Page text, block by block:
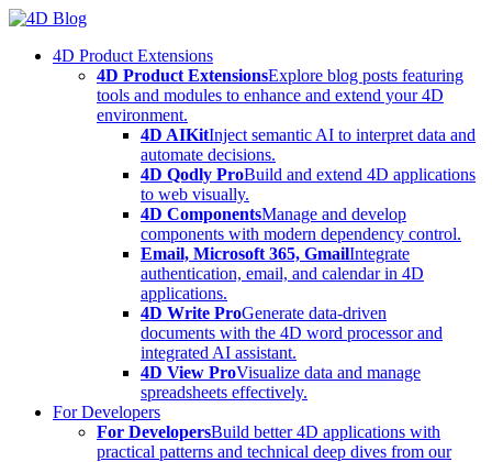
Skip
content4D Product Extensions
4D Product ExtensionsExplore blog posts featuring
tools and modules to enhance and extend your 4D
environment.
4D AIKitInject semantic AI to interpret data and
automate decisions.
4D Qodly ProBuild and extend 4D applications
to web visually.
4D ComponentsManage and develop
components with modern dependency control.
Email, Microsoft 365, GmailIntegrate
authentication, email, and calendar in 4D
applications.
4D Write ProGenerate data-driven
documents with the 4D word processor and
integrated AI assistant.
4D View ProVisualize data and manage
spreadsheets effectively.
For Developers
For DevelopersBuild better 4D applications with
practical patterns and technical deep dives from our